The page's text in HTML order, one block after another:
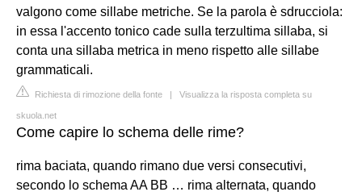
valgono come sillabe metriche. Se la parola è sdrucciola:
in essa l'accento tonico cade sulla terzultima sillaba, si
conta una sillaba metrica in meno rispetto alle sillabe
grammaticali.
Richiesta di rimozione della fonte | Visualizza la risposta completa su
skuola.net
Come capire lo schema delle rime?
rima baciata, quando rimano due versi consecutivi,
secondo lo schema AA BB … rima alternata, quando